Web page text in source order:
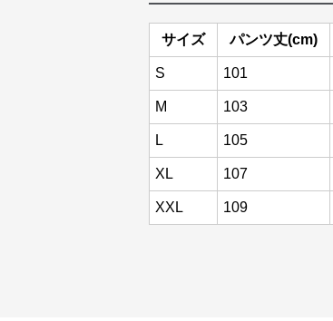
サイズ パンツ丈(cm)
S 101
M 103
L 105
XL 107
XXL 109